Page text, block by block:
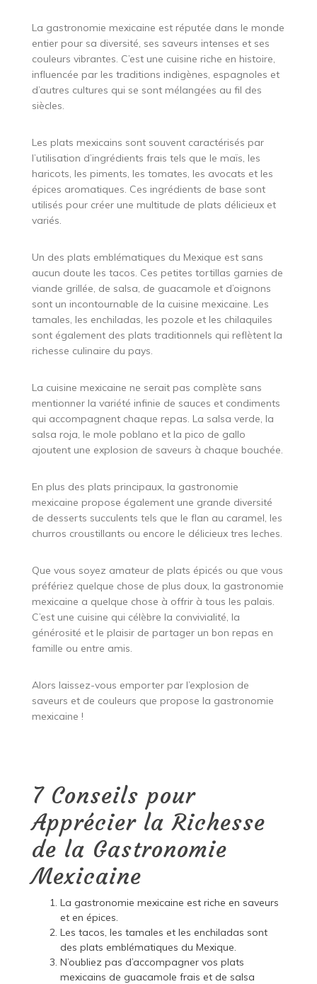
La gastronomie mexicaine est réputée dans le monde
entier pour sa diversité, ses saveurs intenses et ses
couleurs vibrantes. C’est une cuisine riche en histoire,
influencée par les traditions indigènes, espagnoles et
d’autres cultures qui se sont mélangées au fil des
siècles.
Les plats mexicains sont souvent caractérisés par
l’utilisation d’ingrédients frais tels que le maïs, les
haricots, les piments, les tomates, les avocats et les
épices aromatiques. Ces ingrédients de base sont
utilisés pour créer une multitude de plats délicieux et
variés.
Un des plats emblématiques du Mexique est sans
aucun doute les tacos. Ces petites tortillas garnies de
viande grillée, de salsa, de guacamole et d’oignons
sont un incontournable de la cuisine mexicaine. Les
tamales, les enchiladas, les pozole et les chilaquiles
sont également des plats traditionnels qui reflètent la
richesse culinaire du pays.
La cuisine mexicaine ne serait pas complète sans
mentionner la variété infinie de sauces et condiments
qui accompagnent chaque repas. La salsa verde, la
salsa roja, le mole poblano et la pico de gallo
ajoutent une explosion de saveurs à chaque bouchée.
En plus des plats principaux, la gastronomie
mexicaine propose également une grande diversité
de desserts succulents tels que le flan au caramel, les
churros croustillants ou encore le délicieux tres leches.
Que vous soyez amateur de plats épicés ou que vous
préfériez quelque chose de plus doux, la gastronomie
mexicaine a quelque chose à offrir à tous les palais.
C’est une cuisine qui célèbre la convivialité, la
générosité et le plaisir de partager un bon repas en
famille ou entre amis.
Alors laissez-vous emporter par l’explosion de
saveurs et de couleurs que propose la gastronomie
mexicaine !
7 Conseils pour
Apprécier la Richesse
de la Gastronomie
Mexicaine
La gastronomie mexicaine est riche en saveurs
et en épices.
Les tacos, les tamales et les enchiladas sont
des plats emblématiques du Mexique.
N’oubliez pas d’accompagner vos plats
mexicains de guacamole frais et de salsa